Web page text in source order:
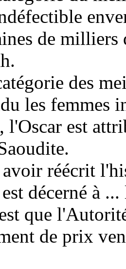
de
des
les femmes
l'Oscar est
réécrit
décerné à
que
de prix